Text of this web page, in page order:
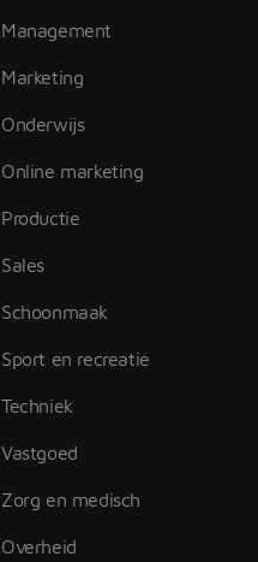
Management
Marketing
Onderwijs
Online marketing
Productie
Sales
Schoonmaak
Sport en recreatie
Techniek
Vastgoed
Zorg en medisch
Overheid